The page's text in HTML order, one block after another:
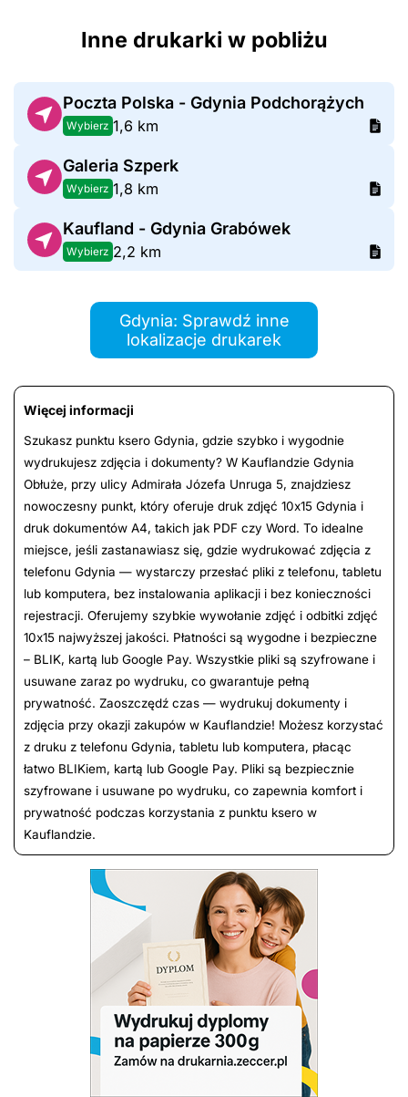
Inne drukarki w pobliżu
Poczta Polska - Gdynia Podchorążych
Wybierz 1,6 km
Galeria Szperk
Wybierz 1,8 km
Kaufland - Gdynia Grabówek
Wybierz 2,2 km
Gdynia: Sprawdź inne
lokalizacje drukarek
Więcej informacji
Szukasz punktu ksero Gdynia, gdzie szybko i wygodnie
wydrukujesz zdjęcia i dokumenty? W Kauflandzie Gdynia
Obłuże, przy ulicy Admirała Józefa Unruga 5, znajdziesz
nowoczesny punkt, który oferuje druk zdjęć 10x15 Gdynia i
druk dokumentów A4, takich jak PDF czy Word. To idealne
miejsce, jeśli zastanawiasz się, gdzie wydrukować zdjęcia z
telefonu Gdynia — wystarczy przesłać pliki z telefonu, tabletu
lub komputera, bez instalowania aplikacji i bez konieczności
rejestracji. Oferujemy szybkie wywołanie zdjęć i odbitki zdjęć
10x15 najwyższej jakości. Płatności są wygodne i bezpieczne
– BLIK, kartą lub Google Pay. Wszystkie pliki są szyfrowane i
usuwane zaraz po wydruku, co gwarantuje pełną
prywatność. Zaoszczędź czas — wydrukuj dokumenty i
zdjęcia przy okazji zakupów w Kauflandzie! Możesz korzystać
z druku z telefonu Gdynia, tabletu lub komputera, płacąc
łatwo BLIKiem, kartą lub Google Pay. Pliki są bezpiecznie
szyfrowane i usuwane po wydruku, co zapewnia komfort i
prywatność podczas korzystania z punktu ksero w
Kauflandzie.